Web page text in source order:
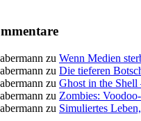
zu Wenn Medien
zu Die tieferen
zu Ghost in the
zu Zombies:
zu Simuliertes